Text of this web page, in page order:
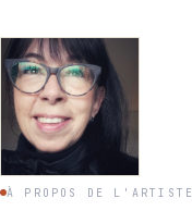
À PROPOS DE L'ARTISTE